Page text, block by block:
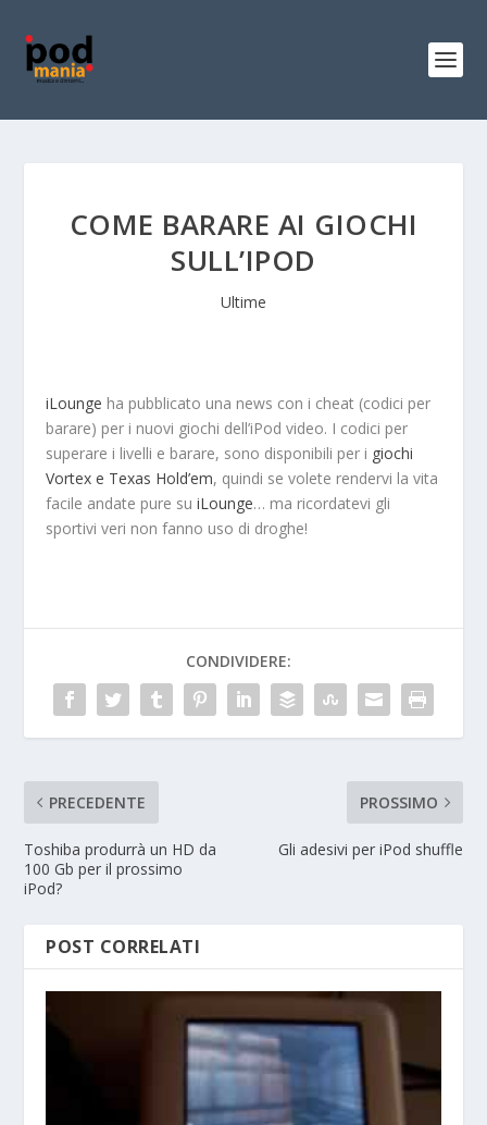
COME BARARE AI GIOCHI
SULL’IPOD
Ultime
iLounge ha pubblicato una news con i cheat (codici per
barare) per i nuovi giochi dell’iPod video. I codici per
superare i livelli e barare, sono disponibili per i giochi
Vortex e Texas Hold’em, quindi se volete rendervi la vita
facile andate pure suiLounge… ma ricordatevi gli
sportivi veri non fanno uso di droghe!
CONDIVIDERE:
PRECEDENTE
Toshiba produrrà un HD da
100 Gb per il prossimo
iPod?
PROSSIMO
Gli adesivi per iPod shuffle
POST CORRELATI